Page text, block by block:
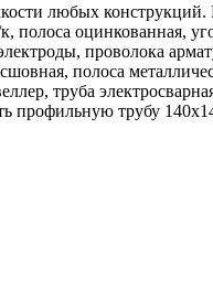
любых конструкций.
полоса оцинкованная,
проволока
полоса
труба
профильную трубу